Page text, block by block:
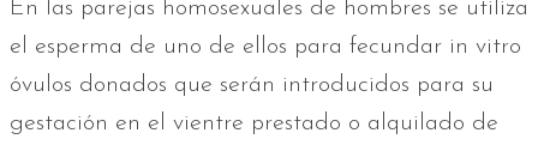
En las parejas homosexuales de hombres se utiliza
el esperma de uno de ellos para fecundar in vitro
óvulos donados que serán introducidos para su
gestación en el vientre prestado o alquilado de